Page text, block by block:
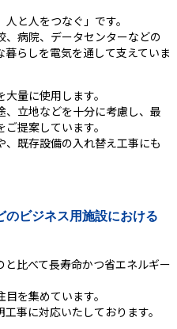
と人をつなぐ」です。
、病院、データセンターなどの
らしを電気を通して支えていま
量に使用します。
立地などを十分に考慮し、最
提案しています。
既存設備の入れ替え工事にも
のビジネス用施設における
比べて長寿命かつ省エネルギー
を集めています。
事に対応いたしております。